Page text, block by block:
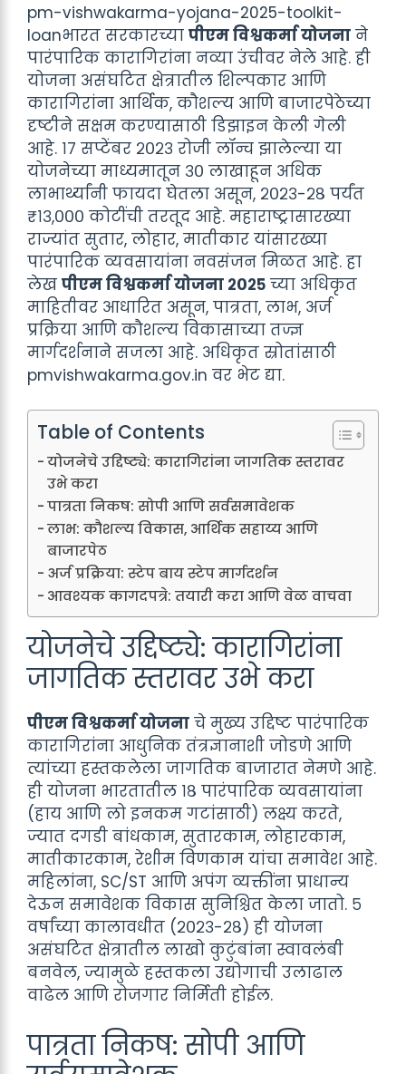
pm-vishwakarma-yojana-2025-toolkit-
loanभारत सरकारच्या पीएम विश्वकर्मा योजना ने
पारंपारिक कारागिरांना नव्या उंचीवर नेले आहे. ही
योजना असंघटित क्षेत्रातील शिल्पकार आणि
कारागिरांना आर्थिक, कौशल्य आणि बाजारपेठेच्या
दृष्टीने सक्षम करण्यासाठी डिझाइन केली गेली
आहे. १७ सप्टेंबर २०२३ रोजी लॉन्च झालेल्या या
योजनेच्या माध्यमातून ३० लाखाहून अधिक
लाभार्थ्यांनी फायदा घेतला असून, २०२३-२८ पर्यंत
₹१३,००० कोटींची तरतूद आहे. महाराष्ट्रासारख्या
राज्यांत सुतार, लोहार, मातीकार यांसारख्या
पारंपारिक व्यवसायांना नवसंजन मिळत आहे. हा
लेख पीएम विश्वकर्मा योजना २०२५ च्या अधिकृत
माहितीवर आधारित असून, पात्रता, लाभ, अर्ज
प्रक्रिया आणि कौशल्य विकासाच्या तज्ज्ञ
मार्गदर्शनाने सजला आहे. अधिकृत स्रोतांसाठी
pmvishwakarma.gov.in वर भेट द्या.
Table of Contents
योजनेचे उद्दिष्ट्ये: कारागिरांना जागतिक स्तरावर
उभे करा
पात्रता निकष: सोपी आणि सर्वसमावेशक
लाभ: कौशल्य विकास, आर्थिक सहाय्य आणि
बाजारपेठ
अर्ज प्रक्रिया: स्टेप बाय स्टेप मार्गदर्शन
आवश्यक कागदपत्रे: तयारी करा आणि वेळ वाचवा
योजनेचे उद्दिष्ट्ये: कारागिरांना
जागतिक स्तरावर उभे करा
पीएम विश्वकर्मा योजना चे मुख्य उद्दिष्ट पारंपारिक
कारागिरांना आधुनिक तंत्रज्ञानाशी जोडणे आणि
त्यांच्या हस्तकलेला जागतिक बाजारात नेमणे आहे.
ही योजना भारतातील १८ पारंपारिक व्यवसायांना
(हाय आणि लो इनकम गटांसाठी) लक्ष्य करते,
ज्यात दगडी बांधकाम, सुतारकाम, लोहारकाम,
मातीकारकाम, रेशीम विणकाम यांचा समावेश आहे.
महिलांना, SC/ST आणि अपंग व्यक्तींना प्राधान्य
देऊन समावेशक विकास सुनिश्चित केला जातो. ५
वर्षांच्या कालावधीत (२०२३-२८) ही योजना
असंघटित क्षेत्रातील लाखो कुटुंबांना स्वावलंबी
बनवेल, ज्यामुळे हस्तकला उद्योगाची उलाढाल
वाढेल आणि रोजगार निर्मिती होईल.
पात्रता निकष: सोपी आणि